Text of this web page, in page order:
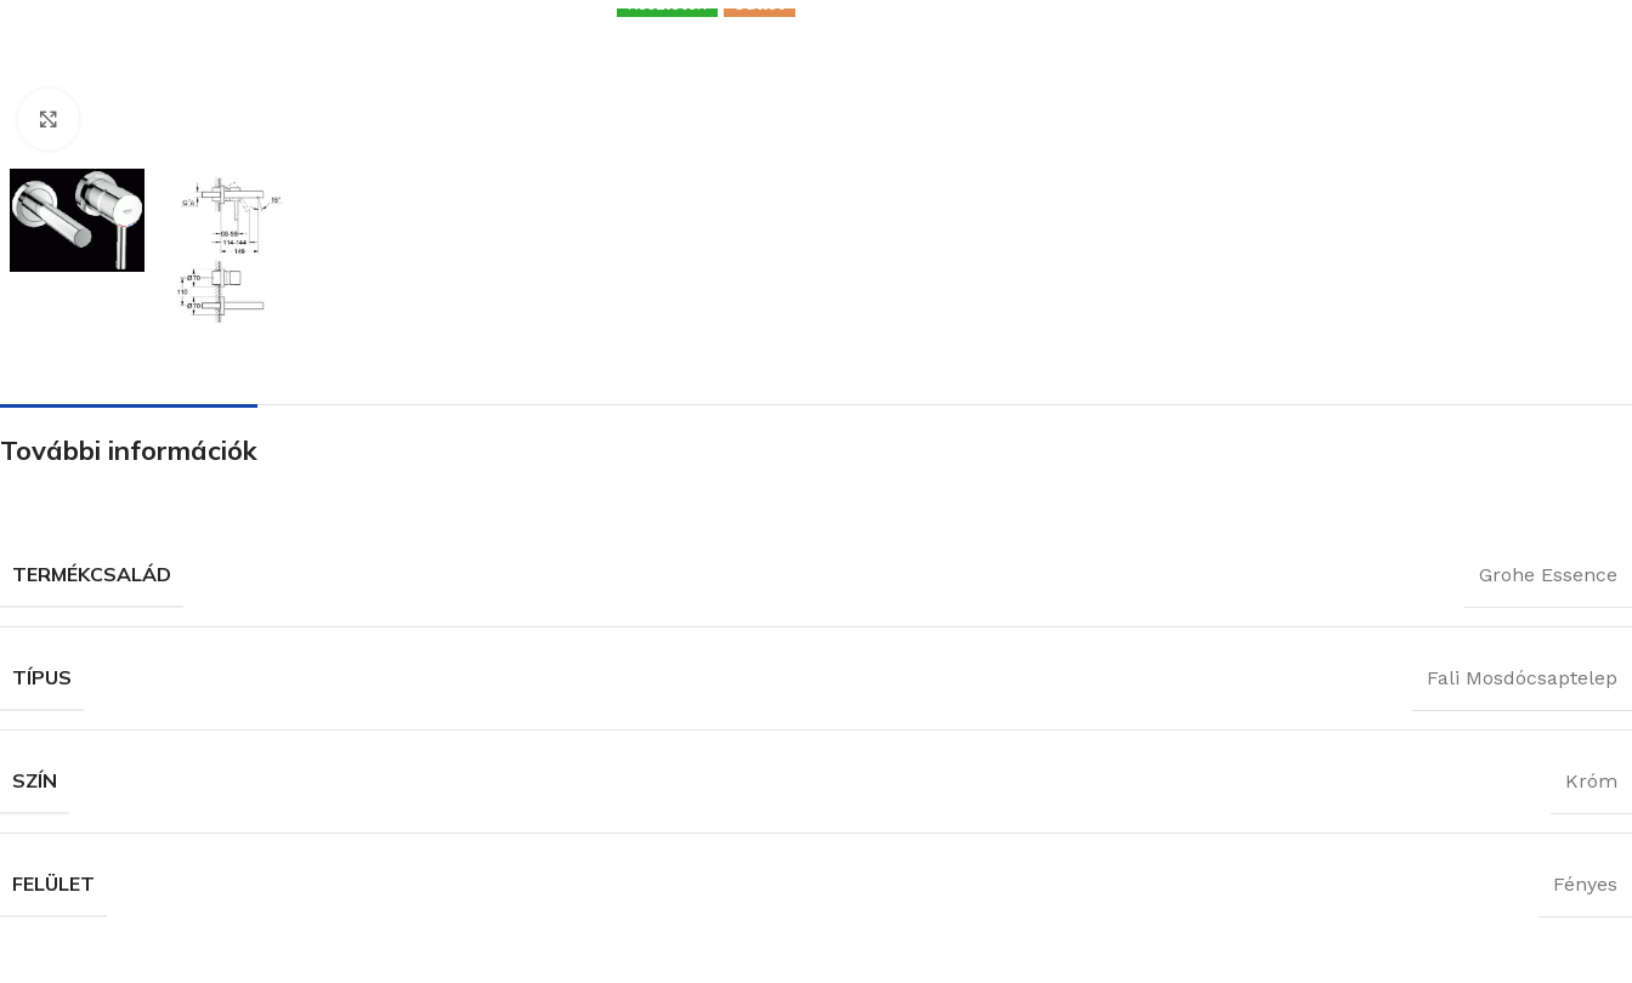
Test,
További információk
TERMÉKCSALÁD Grohe Essence
TÍPUS Fali Mosdócsaptelep
SZÍN Króm
FELÜLET Fényes